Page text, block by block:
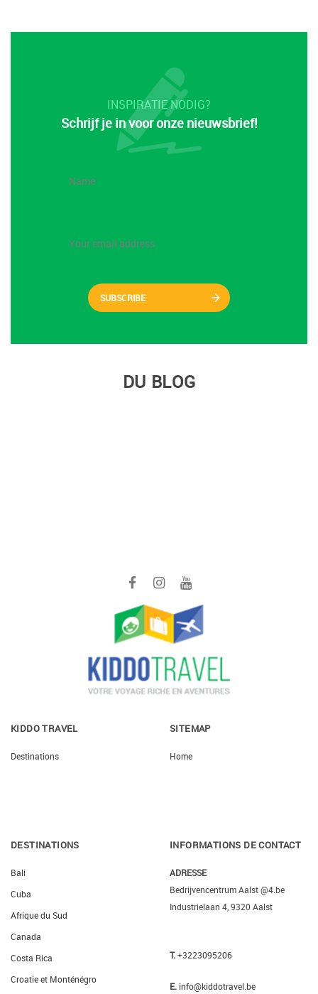
INSPIRATIE NODIG?
Schrijf je in voor onze nieuwsbrief!
SUBSCRIBE
DU BLOG
KIDDO TRAVEL
Destinations
SITEMAP
Home
DESTINATIONS
Bali
Cuba
Afrique du Sud
Canada
Costa Rica
Croatie et Monténégro
INFORMATIONS DE CONTACT
ADRESSE
Bedrijvencentrum Aalst @4.be
Industrielaan 4, 9320 Aalst
T.+3223095206
E. info@kiddotravel.be